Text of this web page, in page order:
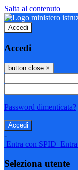
Salta al contenuto
Accedi
Accedi
button close ×
Password dimenticata?
-
Entra con SPID
Seleziona utente